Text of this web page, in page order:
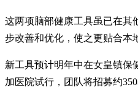
这两项脑部健康工具虽已在其
步改善和优化，使之更贴合本
新工具预计明年中在女皇镇保
加医院试行，团队将招募约